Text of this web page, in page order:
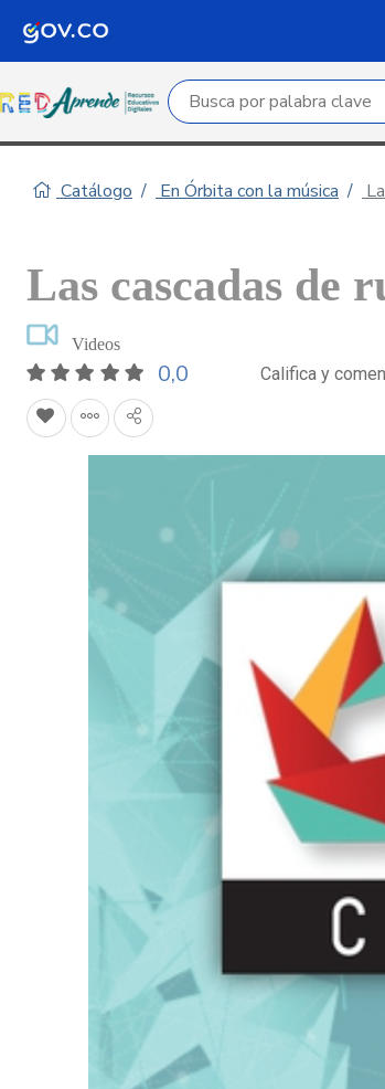
Campo de búsqueda por
Catálogo En Órbita con la música
Las cascadas de
Videos
0,0 Califica y